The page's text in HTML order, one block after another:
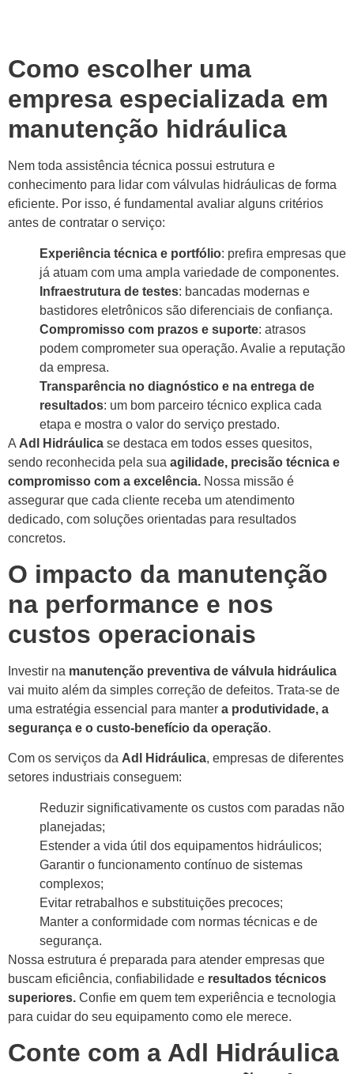
Como escolher uma
empresa especializada em
manutenção hidráulica
Nem toda assistência técnica possui estrutura e
conhecimento para lidar com válvulas hidráulicas de forma
eficiente. Por isso, é fundamental avaliar alguns critérios
antes de contratar o serviço:
Experiência técnica e portfólio: prefira empresas que
já atuam com uma ampla variedade de componentes.
Infraestrutura de testes: bancadas modernas e
bastidores eletrônicos são diferenciais de confiança.
Compromisso com prazos e suporte: atrasos
podem comprometer sua operação. Avalie a reputação
da empresa.
Transparência no diagnóstico e na entrega de
resultados: um bom parceiro técnico explica cada
etapa e mostra o valor do serviço prestado.
A Adl Hidráulica se destaca em todos esses quesitos,
sendo reconhecida pela sua agilidade, precisão técnica e
compromisso com a excelência. Nossa missão é
assegurar que cada cliente receba um atendimento
dedicado, com soluções orientadas para resultados
concretos.
O impacto da manutenção
na performance e nos
custos operacionais
Investir na manutenção preventiva de válvula hidráulica
vai muito além da simples correção de defeitos. Trata-se de
uma estratégia essencial para manter a produtividade, a
segurança e o custo-benefício da operação.
Com os serviços da Adl Hidráulica, empresas de diferentes
setores industriais conseguem:
Reduzir significativamente os custos com paradas não
planejadas;
Estender a vida útil dos equipamentos hidráulicos;
Garantir o funcionamento contínuo de sistemas
complexos;
Evitar retrabalhos e substituições precoces;
Manter a conformidade com normas técnicas e de
segurança.
Nossa estrutura é preparada para atender empresas que
buscam eficiência, confiabilidade e resultados técnicos
superiores. Confie em quem tem experiência e tecnologia
para cuidar do seu equipamento como ele merece.
Conte com a Adl Hidráulica